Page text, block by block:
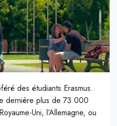
des étudiants Erasmus.
dernière plus de 73 000
Uni, l’Allemagne, ou